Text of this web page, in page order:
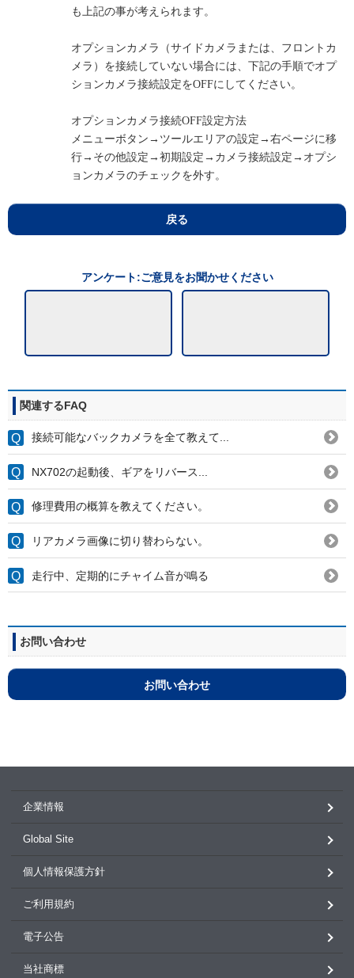
も上記の事が考えられます。
オプションカメラ（サイドカメラまたは、フロントカ
メラ）を接続していない場合には、下記の手順でオプ
ションカメラ接続設定をOFFにしてください。
オプションカメラ接続OFF設定方法
メニューボタン→ツールエリアの設定→右ページに移
行→その他設定→初期設定→カメラ接続設定→オプシ
ョンカメラのチェックを外す。
戻る
アンケート:ご意見をお聞かせください
関連するFAQ
接続可能なバックカメラを全て教えて...
NX702の起動後、ギアをリバース...
修理費用の概算を教えてください。
リアカメラ画像に切り替わらない。
走行中、定期的にチャイム音が鳴る
お問い合わせ
お問い合わせ
企業情報
Global Site
個人情報保護方針
ご利用規約
電子公告
当社商標